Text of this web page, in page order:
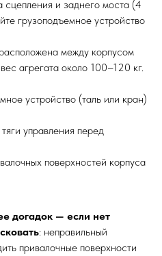
и заднего моста (4
грузоподъемное устройство
между корпусом
агрегата около 100–120 кг.
устройство (таль или кран)
управления перед
поверхностей корпуса
догадок — если нет
: неправильный
привалочные поверхности